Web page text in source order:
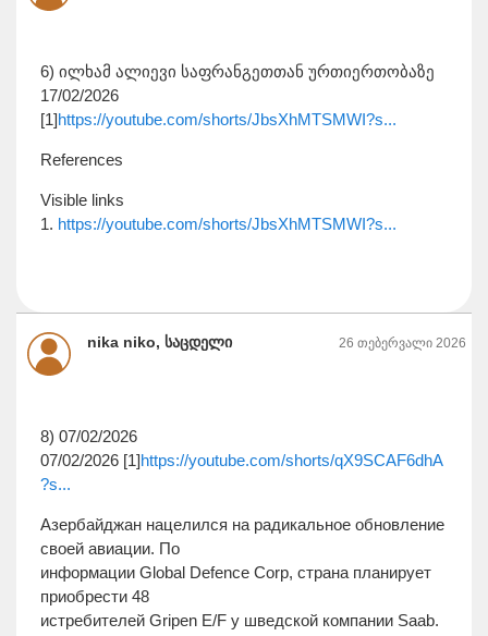
6) ილხამ ალიევი საფრანგეთთან ურთიერთობაზე
17/02/2026
[1]https://youtube.com/shorts/JbsXhMTSMWI?s...
References
Visible links
1. https://youtube.com/shorts/JbsXhMTSMWI?s...
nika niko, საცდელი 26 თებერვალი 2026
8) 07/02/2026
07/02/2026 [1] https://youtube.com/shorts/qX9SCAF6dhA
?s...
Азербайджан нацелился на радикальное обновление
своей авиации. По
информации Global Defence Corp, страна планирует
приобрести 48
истребителей Gripen E/F у шведской компании Saab.